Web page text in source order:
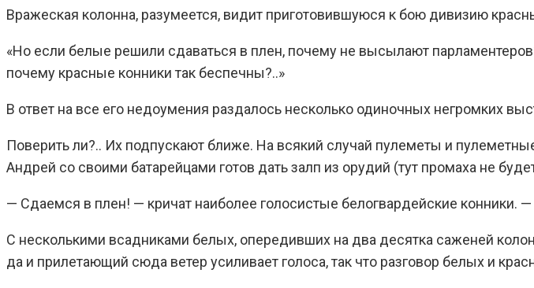
Вражеская колонна, разумеется, видит приготовившуюся к бою дивизию
«Но если белые решили сдаваться в плен, почему не высылают
почему красные конники так беспечны?..»
В ответ на все его недоумения раздалось несколько одиночных негромких
Поверить ли?.. Их подпускают ближе. На всякий случай пулеметы и
Андрей со своими батарейцами готов дать залп из орудий (тут промаха не
— Сдаемся в плен! — кричат наиболее голосистые белогвардейские конники.
С несколькими всадниками белых, опередивших на два десятка саженей
да и прилетающий сюда ветер усиливает голоса, так что разговор белых и